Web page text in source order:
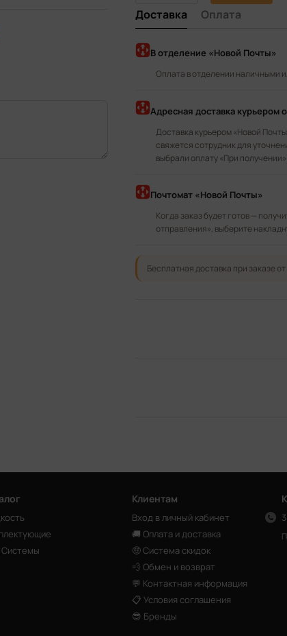
Доставка Оплата
В отделение «Новой Почты»
Оплата в отделении наличными
Адресная доставка курьером
Доставка курьером «Новой
свяжется сотрудник для
выбрали оплату «При
Почтомат «Новой Почты»
Когда заказ будет готов —
отправления», выберите
Бесплатная доставка при заказе от
Клиентам
Вход в личный кабинет
🚚 Оплата и доставка
🤑 Система скидок
💨 Обмен и возврат
💬 Контактная информация
📋 Условия соглашения
😎 Бренды